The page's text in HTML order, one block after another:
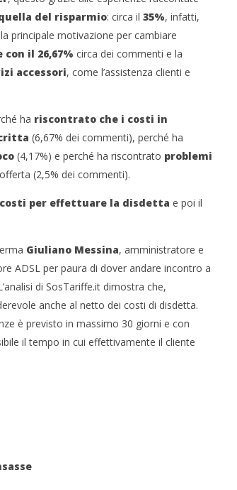
del risparmio: circa il 35%, infatti,
principale motivazione per cambiare
il 26,67% circa dei commenti e la
accessori, come l’assistenza clienti e
ha riscontrato che i costi in
(6,67% dei commenti), perché ha
(4,17%) e perché ha riscontrato problemi
(2,5% dei commenti).
per effettuare la disdetta e poi il
Giuliano Messina, amministratore e
ADSL per paura di dover andare incontro a
di SosTariffe.it dimostra che,
anche al netto dei costi di disdetta.
è previsto in massimo 30 giorni e con
il tempo in cui effettivamente il cliente